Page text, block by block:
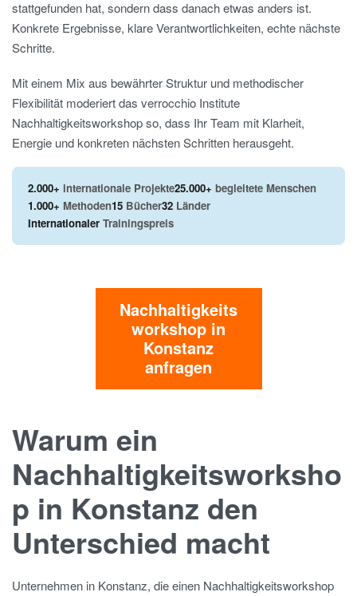
stattgefunden hat, sondern dass danach etwas anders ist.
Konkrete Ergebnisse, klare Verantwortlichkeiten, echte nächste
Schritte.
Mit einem Mix aus bewährter Struktur und methodischer
Flexibilität moderiert das verrocchio Institute
Nachhaltigkeitsworkshop so, dass Ihr Team mit Klarheit,
Energie und konkreten nächsten Schritten herausgeht.
2.000+ internationale Projekte25.000+ begleitete Menschen
1.000+ Methoden15 Bücher32 Länder
Internationaler Trainingspreis
Nachhaltigkeits
workshop in
Konstanz
anfragen
Warum ein
Nachhaltigkeitsworksho
p in Konstanz den
Unterschied macht
Unternehmen in Konstanz, die einen Nachhaltigkeitsworkshop